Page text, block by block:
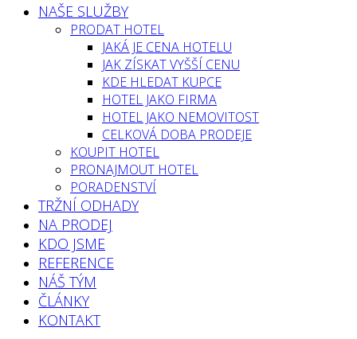
NAŠE SLUŽBY
PRODAT HOTEL
JAKÁ JE CENA HOTELU
JAK ZÍSKAT VYŠŠÍ CENU
KDE HLEDAT KUPCE
HOTEL JAKO FIRMA
HOTEL JAKO NEMOVITOST
CELKOVÁ DOBA PRODEJE
KOUPIT HOTEL
PRONAJMOUT HOTEL
PORADENSTVÍ
TRŽNÍ ODHADY
NA PRODEJ
KDO JSME
REFERENCE
NÁŠ TÝM
ČLÁNKY
KONTAKT